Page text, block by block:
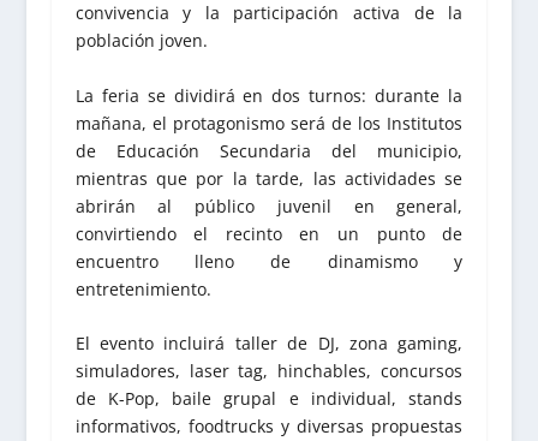
convivencia y la participación activa de la
población joven.
La feria se dividirá en dos turnos: durante la
mañana, el protagonismo será de los Institutos
de Educación Secundaria del municipio,
mientras que por la tarde, las actividades se
abrirán al público juvenil en general,
convirtiendo el recinto en un punto de
encuentro lleno de dinamismo y
entretenimiento.
El evento incluirá taller de DJ, zona gaming,
simuladores, laser tag, hinchables, concursos
de K-Pop, baile grupal e individual, stands
informativos, foodtrucks y diversas propuestas